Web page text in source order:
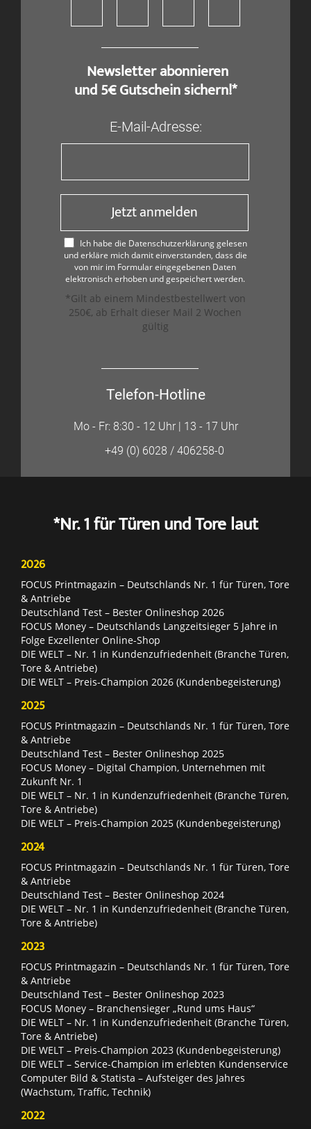
​ Newsletter abonnieren
und 5€ Gutschein sichern!*
E-Mail-Adresse:
Jetzt anmelden
Ich habe die Datenschutzerklärung gelesen
und erkläre mich damit einverstanden, dass die
von mir im Formular eingegebenen Daten
elektronisch erhoben und gespeichert werden.
*Gilt ab einem Mindestbestellwert von
250€, ab Erhalt dieser Mail 2 Wochen
gültig
Telefon-Hotline
Mo - Fr: 8:30 - 12 Uhr | 13 - 17 Uhr
+49 (0) 6028 / 406258-0
*Nr. 1 für Türen und Tore laut
2026
FOCUS Printmagazin – Deutschlands Nr. 1 für Türen, Tore
& Antriebe
Deutschland Test – Bester Onlineshop 2026
FOCUS Money – Deutschlands Langzeitsieger 5 Jahre in
Folge Exzellenter Online-Shop
DIE WELT – Nr. 1 in Kundenzufriedenheit (Branche Türen,
Tore & Antriebe)
DIE WELT – Preis-Champion 2026 (Kundenbegeisterung)
2025
FOCUS Printmagazin – Deutschlands Nr. 1 für Türen, Tore
& Antriebe
Deutschland Test – Bester Onlineshop 2025
FOCUS Money – Digital Champion, Unternehmen mit
Zukunft Nr. 1
DIE WELT – Nr. 1 in Kundenzufriedenheit (Branche Türen,
Tore & Antriebe)
DIE WELT – Preis-Champion 2025 (Kundenbegeisterung)
2024
FOCUS Printmagazin – Deutschlands Nr. 1 für Türen, Tore
& Antriebe
Deutschland Test – Bester Onlineshop 2024
DIE WELT – Nr. 1 in Kundenzufriedenheit (Branche Türen,
Tore & Antriebe)
2023
FOCUS Printmagazin – Deutschlands Nr. 1 für Türen, Tore
& Antriebe
Deutschland Test – Bester Onlineshop 2023
FOCUS Money – Branchensieger „Rund ums Haus“
DIE WELT – Nr. 1 in Kundenzufriedenheit (Branche Türen,
Tore & Antriebe)
DIE WELT – Preis-Champion 2023 (Kundenbegeisterung)
DIE WELT – Service-Champion im erlebten Kundenservice
Computer Bild & Statista – Aufsteiger des Jahres
(Wachstum, Traffic, Technik)
2022